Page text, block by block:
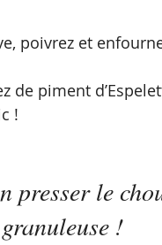
poivrez et
de piment
!
presser le
!